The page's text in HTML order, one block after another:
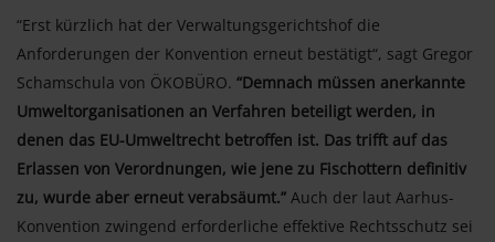
“Erst kürzlich hat der Verwaltungsgerichtshof die
Anforderungen der Konvention erneut bestätigt“, sagt Gregor
Schamschula von ÖKOBÜRO. “Demnach müssen anerkannte
Umweltorganisationen an Verfahren beteiligt werden, in
denen das EU-Umweltrecht betroffen ist. Das trifft auf das
Erlassen von Verordnungen, wie jene zu Fischottern definitiv
zu, wurde aber erneut verabsäumt.” Auch der laut Aarhus-
Konvention zwingend erforderliche effektive Rechtsschutz sei